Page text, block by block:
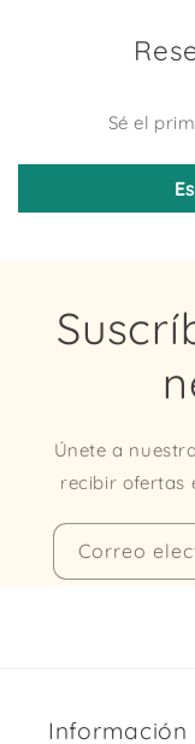
Sé el
Únete a
recibir ofertas
Correo
Información